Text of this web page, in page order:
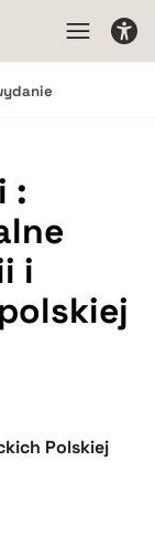
:
i
Polskiej